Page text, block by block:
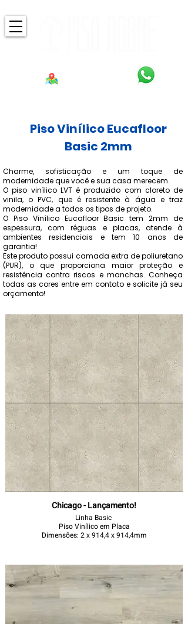
Piso Vinílico Eucafloor
Basic 2mm
Charme, sofisticação e um toque de
modernidade que você e sua casa merecem.
O piso vinílico LVT é produzido com cloreto de
vinila, o PVC, que é resistente à água e traz
modernidade a todos os tipos de projeto.
O Piso Vinílico Eucafloor Basic tem 2mm de
espessura, com réguas e placas, atende à
ambientes residenciais e tem 10 anos de
garantia!
Este produto possui camada extra de poliuretano
(PUR), o que proporciona maior proteção e
resistência contra riscos e manchas. Conheça
todas as cores entre em contato e solicite já seu
orçamento!
Chicago - Lançamento!
Linha Basic
Piso Vinílico em Placa
Dimensões: 2 x 914,4 x 914,4mm